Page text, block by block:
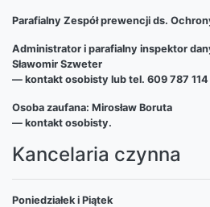
Parafialny Zespół prewencji ds.
Administrator i parafialny inspektor
Sławomir Szweter
— kontakt osobisty lub tel. 609 787 114
Osoba zaufana: Mirosław Boruta
— kontakt osobisty.
Kancelaria czynna
Poniedziałek i Piątek